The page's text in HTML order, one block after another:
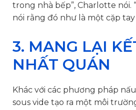
trong nhà bếp”, Charlotte nói.
nói rằng đó như là một cặp tay
3. MANG LẠI
NHẤT QUÁN
Khác với các phương pháp
sous vide tạo ra một môi